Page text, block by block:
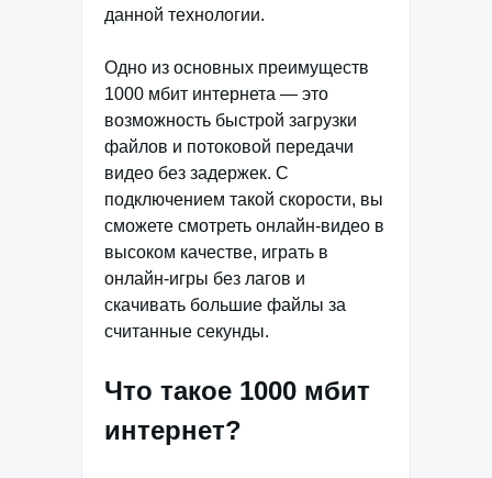
данной технологии.
Одно из основных преимуществ
1000 мбит интернета — это
возможность быстрой загрузки
файлов и потоковой передачи
видео без задержек. С
подключением такой скорости, вы
сможете смотреть онлайн-видео в
высоком качестве, играть в
онлайн-игры без лагов и
скачивать большие файлы за
считанные секунды.
Что такое 1000 мбит
интернет?